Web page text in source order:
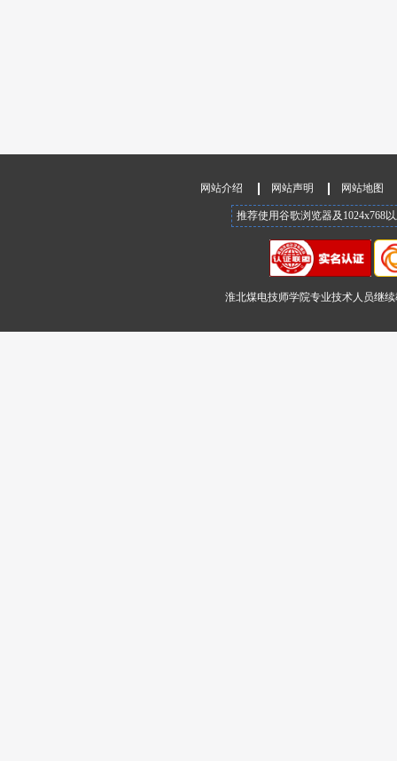
网站介绍 网站声明 网站地图
推荐使用谷歌浏览器及1024x768
淮北煤电技师学院专业技术人员继